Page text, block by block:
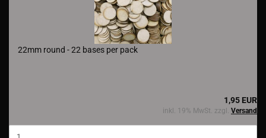
22mm round - 22 bases per pack
1,95 EUR
inkl. 19% MwSt. zzgl. Versand